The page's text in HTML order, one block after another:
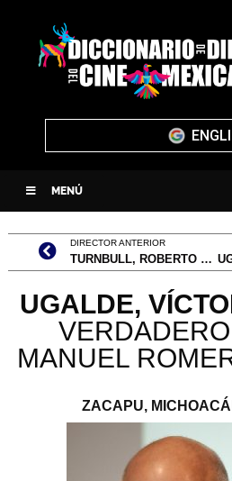
MENÚ
DIRECTOR ANTERIOR
TURNBULL, ROBERTO A. (CITADO EN ALGUNAS FUENTES COMO: ROBERTO ALTAMIRANO TURNBULL, DATO HASTA HOY INCIERTO)
UGALDE,
MANUEL
ZACAPU,